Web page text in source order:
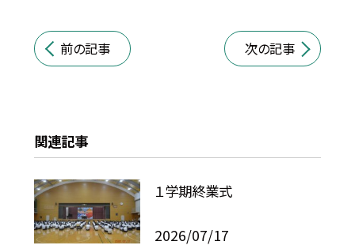
前の記事 次の記事
関連記事
１学期終業式
2026/07/17